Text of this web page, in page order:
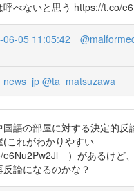
呼べないと思う https://t.co/
06-05 11:05:42
@ta_matsuzawa
語の部屋に対する決定的反
(これがわかりやすい
e6Nu2Pw2Jl ）があるけど
論になるのかな？